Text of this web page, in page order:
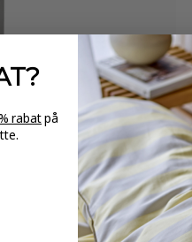
rabatpå